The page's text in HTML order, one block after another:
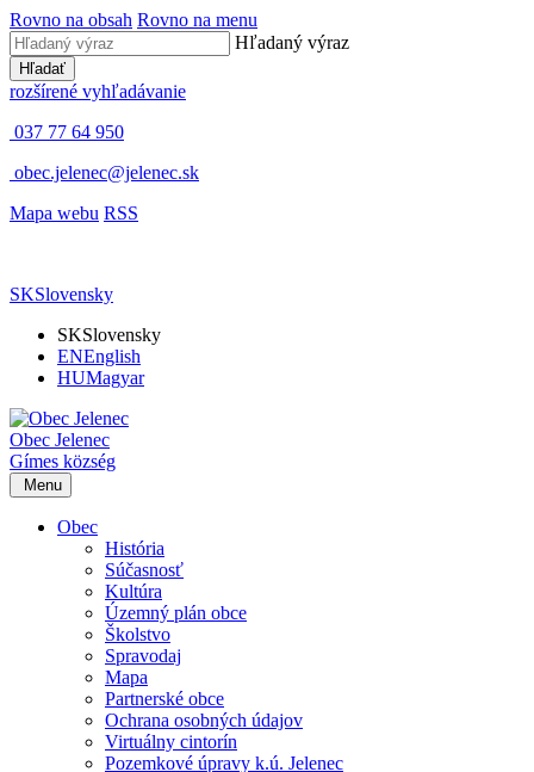
Rovno na obsah Rovno na menu
Hľadaný výraz
Hľadať
rozšírené vyhľadávanie
037 77 64 950
obec.jelenec@jelenec.sk
Mapa webu RSS
SKSlovensky
SKSlovensky
ENEnglish
HUMagyar
Obec Jelenec
Gímes község
Menu
Obec
História
Súčasnosť
Kultúra
Územný plán obce
Školstvo
Spravodaj
Mapa
Partnerské obce
Ochrana osobných údajov
Virtuálny cintorín
Pozemkové úpravy k.ú. Jelenec